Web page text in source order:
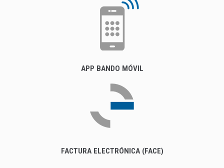
APP BANDO MÓVIL
FACTURA ELECTRÓNICA (FACE)